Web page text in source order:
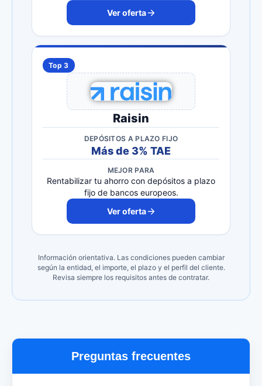
Ver oferta
Top 3
Raisin
DEPÓSITOS A PLAZO FIJO
Más de 3% TAE
MEJOR PARA
Rentabilizar tu ahorro con depósitos a plazo
fijo de bancos europeos.
Ver oferta
Información orientativa. Las condiciones pueden cambiar
según la entidad, el importe, el plazo y el perfil del cliente.
Revisa siempre los requisitos antes de contratar.
Preguntas frecuentes